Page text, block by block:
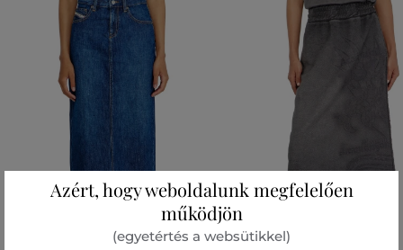
Azért, hogy weboldalunk megfelelően
működjön
(egyetértés a websütikkel)